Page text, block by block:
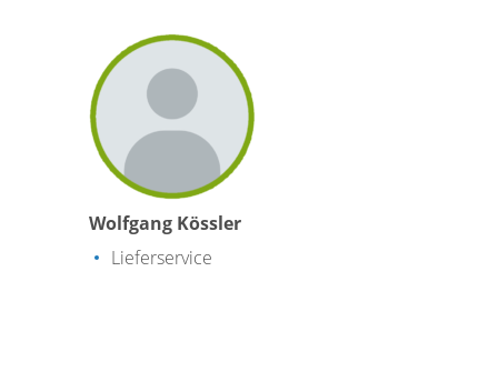
Wolfgang Kössler
Lieferservice